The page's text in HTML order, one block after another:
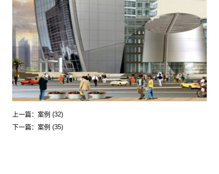
上一篇： 案例 (32)
下一篇： 案例 (35)